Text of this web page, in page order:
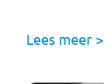
Lees meer